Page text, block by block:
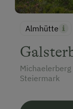
Almhütte
Steiermark